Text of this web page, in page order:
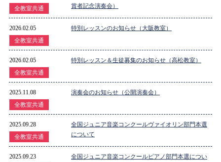
全教室共通
賞者記念演奏会）
2026.02.05
全教室共通
特別レッスンのお知らせ（大阪教室）
2026.02.05
全教室共通
特別レッスン＆生徒募集のお知らせ（高松教室）
2025.11.08
全教室共通
演奏会のお知らせ（公開演奏会）
2025.09.28
全教室共通
全国ジュニア音楽コンクールヴァイオリン部門本選
について
2025.09.23
全国ジュニア音楽コンクールピアノ部門本選につい